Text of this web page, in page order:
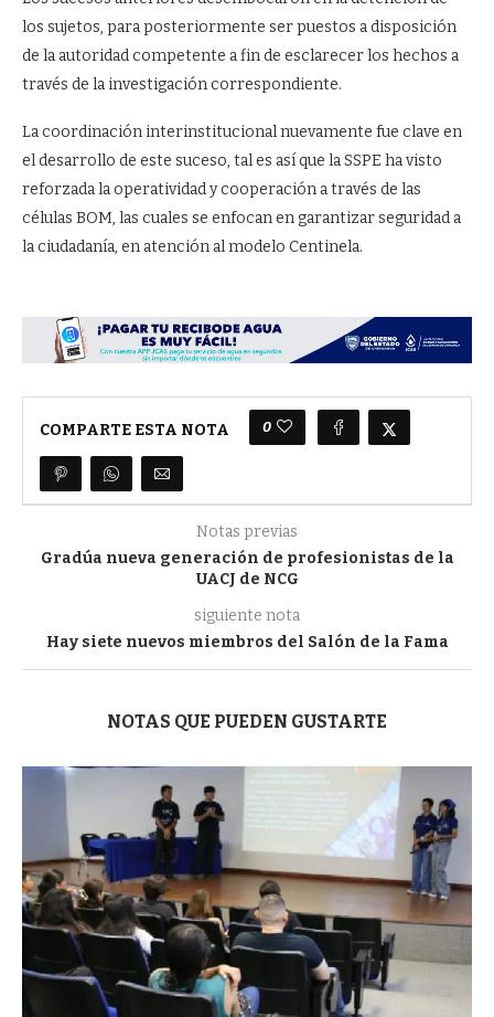
los sujetos, para posteriormente ser puestos a disposición
de la autoridad competente a fin de esclarecer los hechos a
través de la investigación correspondiente.
La coordinación interinstitucional nuevamente fue clave en
el desarrollo de este suceso, tal es así que la SSPE ha visto
reforzada la operatividad y cooperación a través de las
células BOM, las cuales se enfocan en garantizar seguridad a
la ciudadanía, en atención al modelo Centinela.
COMPARTE ESTA NOTA 0
Notas previas
Gradúa nueva generación de profesionistas de la
UACJ de NCG
siguiente nota
Hay siete nuevos miembros del Salón de la Fama
NOTAS QUE PUEDEN GUSTARTE